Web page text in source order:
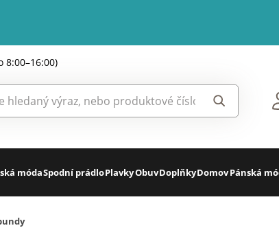
8:00–16:00)
módaSpodní prádloPlavkyObuvDoplňkyDomovPánská